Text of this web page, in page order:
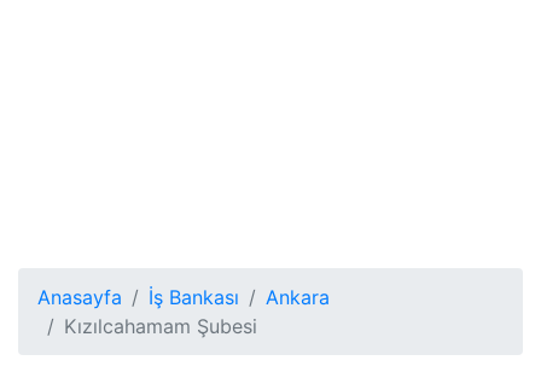
Anasayfa İş Bankası
Ankara
Kızılcahamam Şubesi